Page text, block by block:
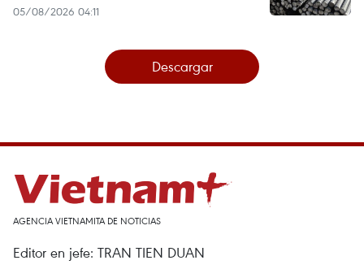
05/08/2026 04:11
Descargar
AGENCIA VIETNAMITA DE NOTICIAS
Editor en jefe: TRAN TIEN DUAN